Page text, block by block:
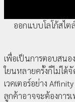
ออกแบบโลโก้สไต
เพื่อเป็นการตอบสนอ
ใยนหลายครั้งก็ไม่ได้
เวคเตอร์อย่าง
ลูกค้าอาจจะต้องการ